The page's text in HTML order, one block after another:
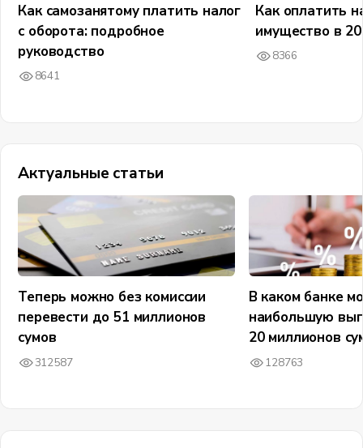
Как самозанятому платить налог
с оборота: подробное
руководство
8641
Как оплатить
имущество в
8366
Актуальные статьи
Теперь можно без комиссии
перевести до 51 миллионов
сумов
312587
В каком банке
наибольшую
20 миллионов
128763